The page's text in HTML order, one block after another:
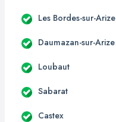
Les Bordes-sur-Arize
Daumazan-sur-Arize
Loubaut
Sabarat
Castex